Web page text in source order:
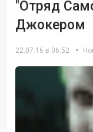
"Отряд
Джокером
22.07.16 в 06:52